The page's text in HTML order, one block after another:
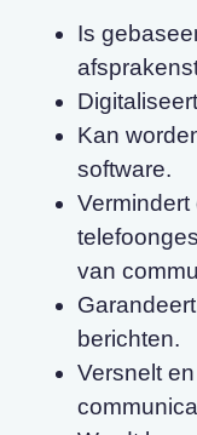
Is
Kan
software.
Vermindert
van
berichten.
Versnelt